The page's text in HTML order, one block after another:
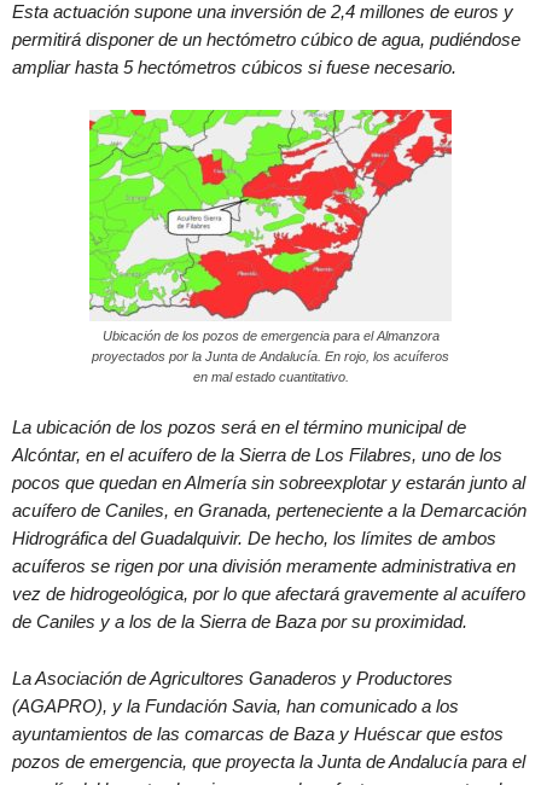
Esta actuación supone una inversión de 2,4 millones de euros y
permitirá disponer de un hectómetro cúbico de agua, pudiéndose
ampliar hasta 5 hectómetros cúbicos si fuese necesario.
Ubicación de los pozos de emergencia para el Almanzora
proyectados por la Junta de Andalucía. En rojo, los acuíferos
en mal estado cuantitativo.
La ubicación de los pozos será en el término municipal de
Alcóntar, en el acuífero de la Sierra de Los Filabres, uno de los
pocos que quedan en Almería sin sobreexplotar y estarán junto al
acuífero de Caniles, en Granada, perteneciente a la Demarcación
Hidrográfica del Guadalquivir. De hecho, los límites de ambos
acuíferos se rigen por una división meramente administrativa en
vez de hidrogeológica, por lo que afectará gravemente al acuífero
de Caniles y a los de la Sierra de Baza por su proximidad.
La Asociación de Agricultores Ganaderos y Productores
(AGAPRO), y la Fundación Savia, han comunicado a los
ayuntamientos de las comarcas de Baza y Huéscar que estos
pozos de emergencia, que proyecta la Junta de Andalucía para el